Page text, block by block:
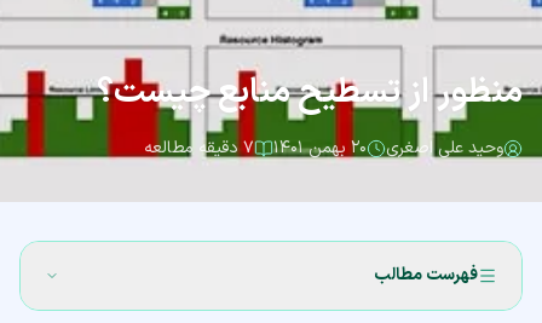
منظور از تسطیح منابع چیست؟
وحید علی اصغری ۲۰ بهمن ۱۴۰۱ ۷ دقیقه مطالعه
فهرست مطالب